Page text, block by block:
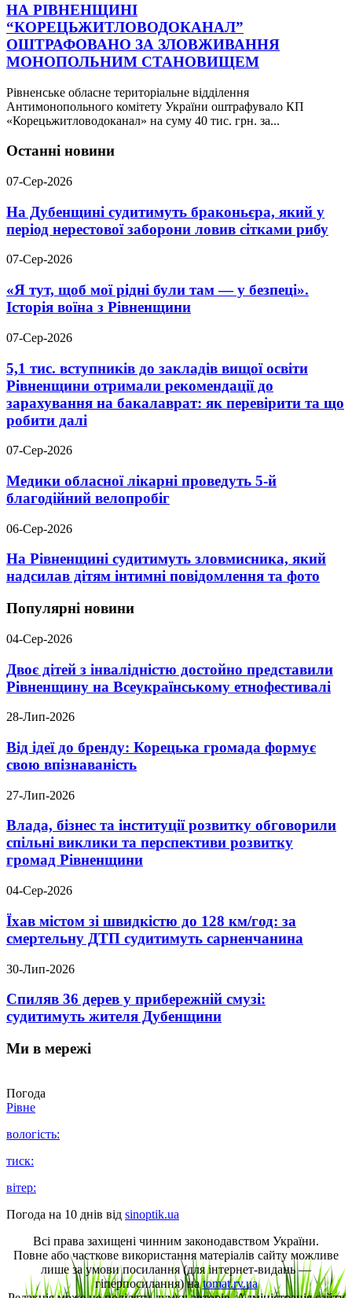
НА РІВНЕНЩИНІ
“КОРЕЦЬЖИТЛОВОДОКАНАЛ”
ОШТРАФОВАНО ЗА ЗЛОВЖИВАННЯ
МОНОПОЛЬНИМ СТАНОВИЩЕМ
Рівненське обласне територіальне відділення
Антимонопольного комітету України оштрафувало КП
«Корецьжитловодоканал» на суму 40 тис. грн. за...
Останні новини
07-Сер-2026
На Дубенщині судитимуть браконьєра, який у
період нерестової заборони ловив сітками рибу
07-Сер-2026
«Я тут, щоб мої рідні були там — у безпеці».
Історія воїна з Рівненщини
07-Сер-2026
5,1 тис. вступників до закладів вищої освіти
Рівненщини отримали рекомендації до
зарахування на бакалаврат: як перевірити та що
робити далі
07-Сер-2026
Медики обласної лікарні проведуть 5-й
благодійний велопробіг
06-Сер-2026
На Рівненщині судитимуть зловмисника, який
надсилав дітям інтимні повідомлення та фото
Популярні новини
04-Сер-2026
Двоє дітей з інвалідністю достойно представили
Рівненщину на Всеукраїнському етнофестивалі
28-Лип-2026
Від ідеї до бренду: Корецька громада формує
свою впізнаваність
27-Лип-2026
Влада, бізнес та інституції розвитку обговорили
спільні виклики та перспективи розвитку
громад Рівненщини
04-Сер-2026
Їхав містом зі швидкістю до 128 км/год: за
смертельну ДТП судитимуть сарненчанина
30-Лип-2026
Спиляв 36 дерев у прибережній смузі:
судитимуть жителя Дубенщини
Ми в мережі
Погода
Рівне
вологість:
тиск:
вітер:
Погода на 10 днів від sinoptik.ua
Всі права захищені чинним законодавством України.
Повне або часткове використання матеріалів сайту можливе
лише за умови посилання (для інтернет-видань —
гіперпосилання) наtomat.rv.ua